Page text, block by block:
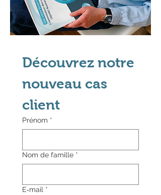
Découvrez notre
nouveau cas
client
Prénom *
Nom de famille *
E‑mail *